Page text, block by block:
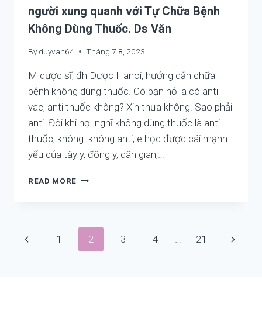
CHUN.
người xung quanh với Tự Chữa Bệnh
Không Dùng Thuốc. Ds Văn
By duyvan64 Tháng 7 8, 2023
M dược sĩ, đh Dược Hanoi, hướng dẫn chữa
bệnh không dùng thuốc. Có bạn hỏi a có anti
vac, anti thuốc không? Xin thưa không. Sao phải
anti. Đôi khi họ nghĩ không dùng thuốc là anti
thuốc, không. không anti, e học được cái mạnh
yếu của tây y, đông y, dân gian,…
READ MORE CHỈ
CÓ
THỂ
HIỂU
Page
Previous1 2 3 4 … 21
Next